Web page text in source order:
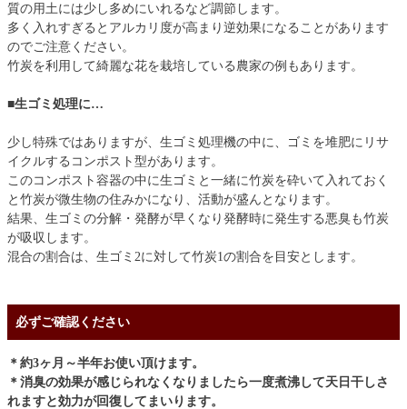
質の用土には少し多めにいれるなど調節します。
多く入れすぎるとアルカリ度が高まり逆効果になることがあります
のでご注意ください。
竹炭を利用して綺麗な花を栽培している農家の例もあります。
■生ゴミ処理に…
少し特殊ではありますが、生ゴミ処理機の中に、ゴミを堆肥にリサ
イクルするコンポスト型があります。
このコンポスト容器の中に生ゴミと一緒に竹炭を砕いて入れておく
と竹炭が微生物の住みかになり、活動が盛んとなります。
結果、生ゴミの分解・発酵が早くなり発酵時に発生する悪臭も竹炭
が吸収します。
混合の割合は、生ゴミ2に対して竹炭1の割合を目安とします。
必ずご確認ください
＊約3ヶ月～半年お使い頂けます。
＊消臭の効果が感じられなくなりましたら一度煮沸して天日干しさ
れますと効力が回復してまいります。